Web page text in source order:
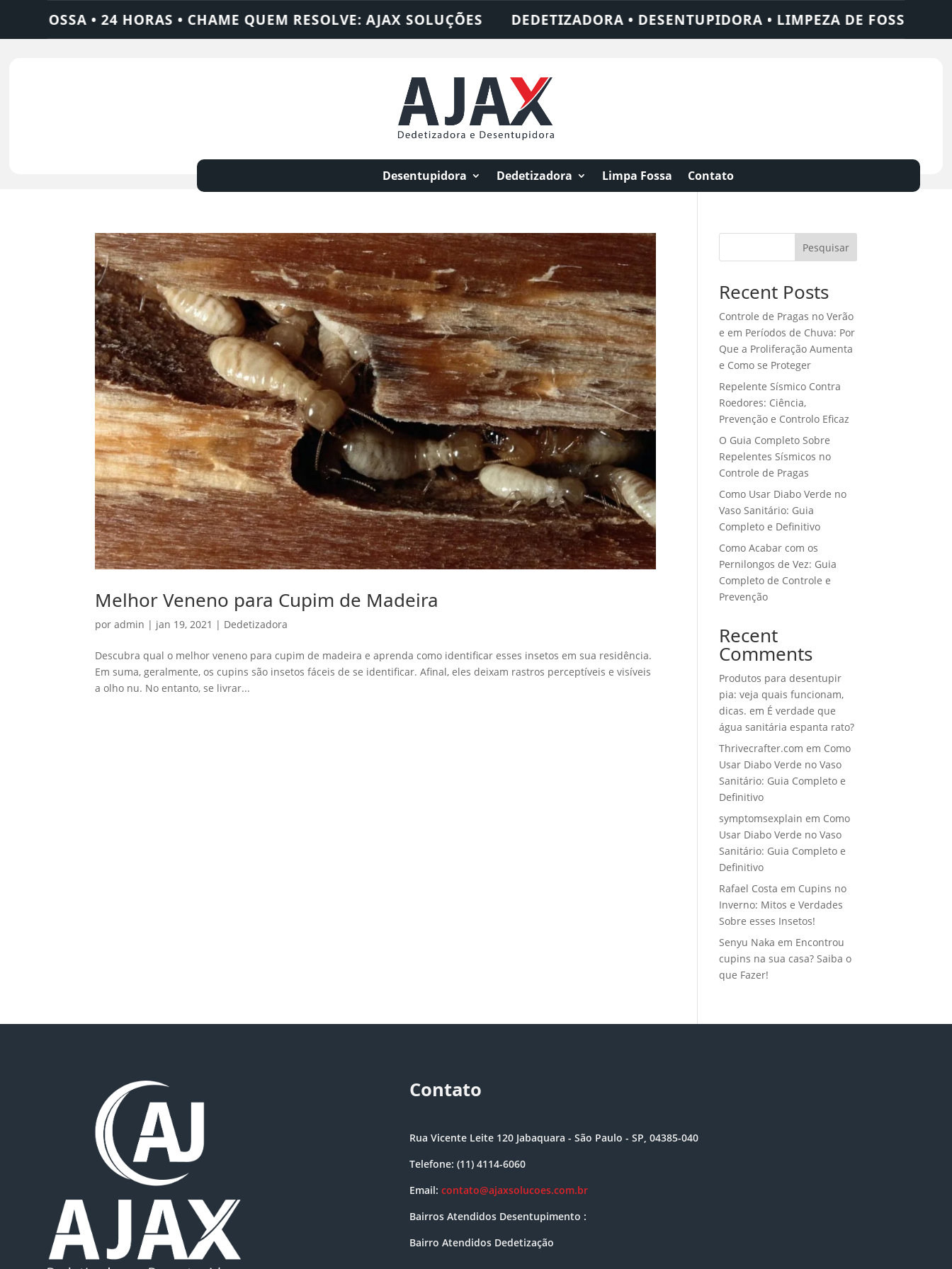
• 24 HORAS • CHAME QUEM RESOLVE: AJAX SOLUÇÕES DEDETIZADORA • DESENTUPIDORA • LIMPEZA DE FOSSA • 24
Desentupidora Dedetizadora Limpa Fossa Contato
Melhor Veneno para Cupim de Madeira
poradmin | jan 19, 2021 | Dedetizadora
Descubra qual o melhor veneno para cupim de madeira e aprenda como identificar esses insetos em sua residência.
Em suma, geralmente, os cupins são insetos fáceis de se identificar. Afinal, eles deixam rastros perceptíveis e visíveis
a olho nu. No entanto, se livrar...
Pesquisar
Recent Posts
Controle de Pragas no Verão
e em Períodos de Chuva: Por
Que a Proliferação Aumenta
e Como se Proteger
Repelente Sísmico Contra
Roedores: Ciência,
Prevenção e Controlo Eficaz
O Guia Completo Sobre
Repelentes Sísmicos no
Controle de Pragas
Como Usar Diabo Verde no
Vaso Sanitário: Guia
Completo e Definitivo
Como Acabar com os
Pernilongos de Vez: Guia
Completo de Controle e
Prevenção
Recent
Comments
Produtos para desentupir
pia: veja quais funcionam,
dicas. em É verdade que
água sanitária espanta rato?
Thrivecrafter.com em Como
Usar Diabo Verde no Vaso
Sanitário: Guia Completo e
Definitivo
symptomsexplain em Como
Usar Diabo Verde no Vaso
Sanitário: Guia Completo e
Definitivo
Rafael Costa em Cupins no
Inverno: Mitos e Verdades
Sobre esses Insetos!
Senyu Naka em Encontrou
cupins na sua casa? Saiba o
que Fazer!
Contato
Rua Vicente Leite 120 Jabaquara - São Paulo - SP, 04385-040
Telefone: (11) 4114-6060
Email: contato@ajaxsolucoes.com.br
Bairros Atendidos Desentupimento :
Bairro Atendidos Dedetização